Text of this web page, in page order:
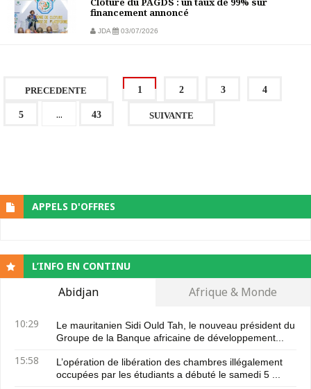
financement annoncé
JDA 03/07/2026
PRECEDENTE 1 2 3 4
5 ... 43 SUIVANTE
APPELS D'OFFRES
L’INFO EN CONTINU
Abidjan Afrique & Monde
10:29
Le mauritanien Sidi Ould Tah, le nouveau président du
Groupe de la Banque africaine de développement...
15:58
L’opération de libération des chambres illégalement
occupées par les étudiants a débuté le samedi 5 ...